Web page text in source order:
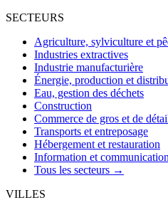
SECTEURS
Agriculture, sylviculture et
Industries extractives
Industrie manufacturière
Énergie, production et
Eau, gestion des déchets
Construction
Commerce de gros et de
Transports et entreposage
Hébergement et restauration
Information et communication
Tous les secteurs →
VILLES